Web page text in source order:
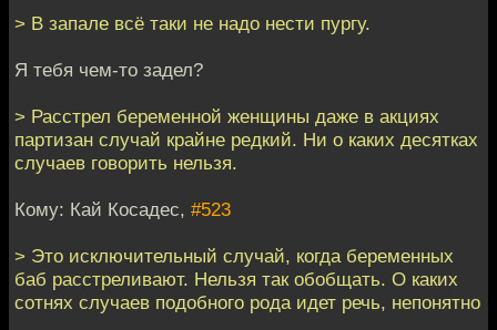
> В запале всё таки не надо нести пургу.
Я тебя чем-то задел?
> Расстрел беременной женщины даже в акциях
партизан случай крайне редкий. Ни о каких десятках
случаев говорить нельзя.
Кому: Кай Косадес, #523
> Это исключительный случай, когда беременных
баб расстреливают. Нельзя так обобщать. О каких
сотнях случаев подобного рода идет речь, непонятно